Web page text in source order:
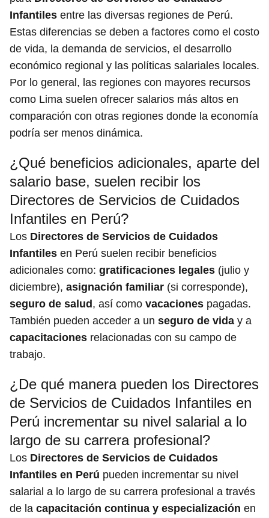
Infantiles entre las diversas regiones de Perú.
Estas diferencias se deben a factores como el costo
de vida, la demanda de servicios, el desarrollo
económico regional y las políticas salariales locales.
Por lo general, las regiones con mayores recursos
como Lima suelen ofrecer salarios más altos en
comparación con otras regiones donde la economía
podría ser menos dinámica.
¿Qué beneficios adicionales, aparte del
salario base, suelen recibir los
Directores de Servicios de Cuidados
Infantiles en Perú?
Los Directores de Servicios de Cuidados
Infantiles en Perú suelen recibir beneficios
adicionales como: gratificaciones legales (julio y
diciembre), asignación familiar (si corresponde),
seguro de salud, así como vacaciones pagadas.
También pueden acceder a un seguro de vida y a
capacitaciones relacionadas con su campo de
trabajo.
¿De qué manera pueden los Directores
de Servicios de Cuidados Infantiles en
Perú incrementar su nivel salarial a lo
largo de su carrera profesional?
Los Directores de Servicios de Cuidados
Infantiles en Perú pueden incrementar su nivel
salarial a lo largo de su carrera profesional a través
de la capacitación continua y especialización en